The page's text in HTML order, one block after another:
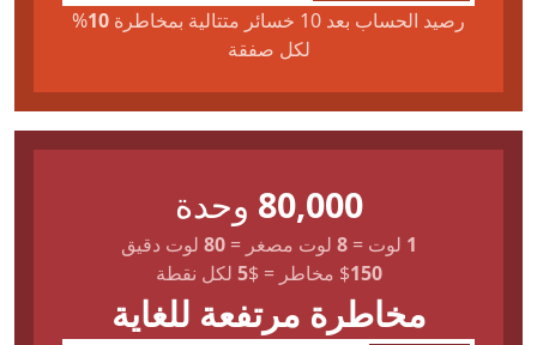
رصيد الحساب بعد 10 خسائر متتالية بمخاطرة
10
%
لكل صفقة
80,000 وحدة
1 لوت=
8 لوت مصغر=
80 لوت دقيق
$150 مخاطر=
$
5 لكل نقطة
مخاطرة مرتفعة للغاية